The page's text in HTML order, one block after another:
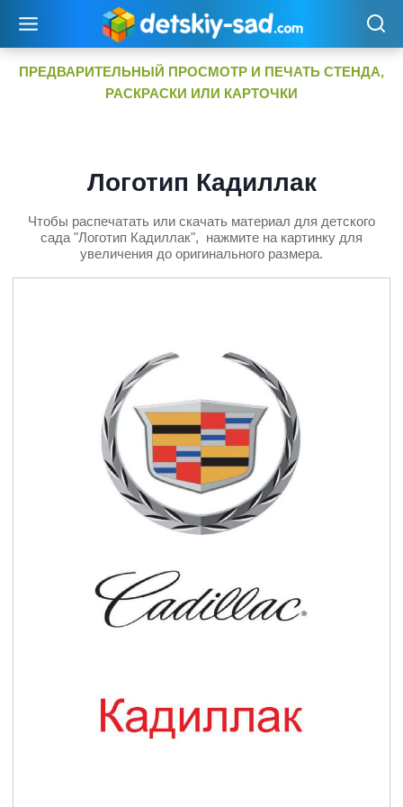
содержимому
ПРЕДВАРИТЕЛЬНЫЙ ПРОСМОТР И ПЕЧАТЬ СТЕНДА,
РАСКРАСКИ ИЛИ КАРТОЧКИ
Логотип Кадиллак
Чтобы распечатать или скачать материал для детского
сада "Логотип Кадиллак", нажмите на картинку для
увеличения до оригинального размера.